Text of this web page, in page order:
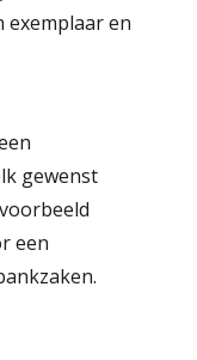
exemplaar en
gewenst
een